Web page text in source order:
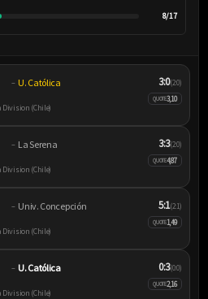
8/17
– U. Católica
(Chile)
3:0(2:0)
QUOTE3,10
– La Serena
(Chile)
3:3(2:0)
QUOTE4,87
– Univ. Concepción
(Chile)
5:1(2:1)
QUOTE1,49
– U. Católica
(Chile)
0:3(0:0)
QUOTE2,16